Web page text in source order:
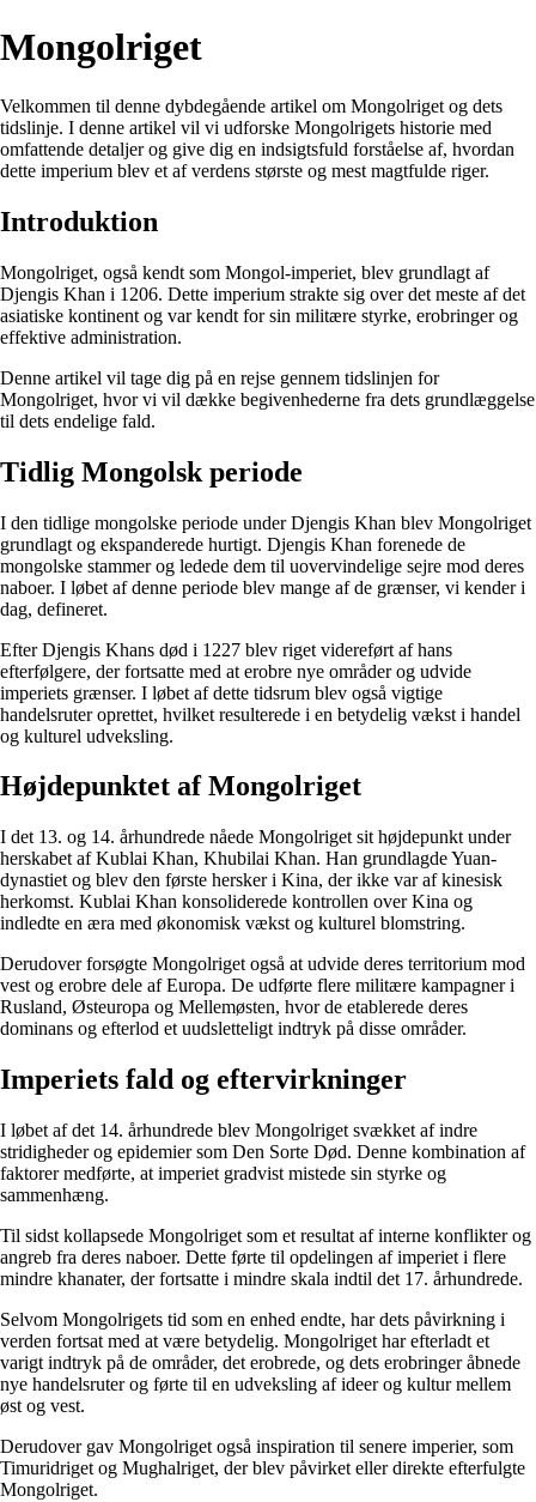
Mongolriget
Velkommen til denne dybdegående artikel om Mongolriget og dets
tidslinje. I denne artikel vil vi udforske Mongolrigets historie med
omfattende detaljer og give dig en indsigtsfuld forståelse af, hvordan
dette imperium blev et af verdens største og mest magtfulde riger.
Introduktion
Mongolriget, også kendt som Mongol-imperiet, blev grundlagt af
Djengis Khan i 1206. Dette imperium strakte sig over det meste af det
asiatiske kontinent og var kendt for sin militære styrke, erobringer og
effektive administration.
Denne artikel vil tage dig på en rejse gennem tidslinjen for
Mongolriget, hvor vi vil dække begivenhederne fra dets grundlæggelse
til dets endelige fald.
Tidlig Mongolsk periode
I den tidlige mongolske periode under Djengis Khan blev Mongolriget
grundlagt og ekspanderede hurtigt. Djengis Khan forenede de
mongolske stammer og ledede dem til uovervindelige sejre mod deres
naboer. I løbet af denne periode blev mange af de grænser, vi kender i
dag, defineret.
Efter Djengis Khans død i 1227 blev riget videreført af hans
efterfølgere, der fortsatte med at erobre nye områder og udvide
imperiets grænser. I løbet af dette tidsrum blev også vigtige
handelsruter oprettet, hvilket resulterede i en betydelig vækst i handel
og kulturel udveksling.
Højdepunktet af Mongolriget
I det 13. og 14. århundrede nåede Mongolriget sit højdepunkt under
herskabet af Kublai Khan, Khubilai Khan. Han grundlagde Yuan-
dynastiet og blev den første hersker i Kina, der ikke var af kinesisk
herkomst. Kublai Khan konsoliderede kontrollen over Kina og
indledte en æra med økonomisk vækst og kulturel blomstring.
Derudover forsøgte Mongolriget også at udvide deres territorium mod
vest og erobre dele af Europa. De udførte flere militære kampagner i
Rusland, Østeuropa og Mellemøsten, hvor de etablerede deres
dominans og efterlod et uudsletteligt indtryk på disse områder.
Imperiets fald og eftervirkninger
I løbet af det 14. århundrede blev Mongolriget svækket af indre
stridigheder og epidemier som Den Sorte Død. Denne kombination af
faktorer medførte, at imperiet gradvist mistede sin styrke og
sammenhæng.
Til sidst kollapsede Mongolriget som et resultat af interne konflikter og
angreb fra deres naboer. Dette førte til opdelingen af ​​imperiet i flere
mindre khanater, der fortsatte i mindre skala indtil det 17. århundrede.
Selvom Mongolrigets tid som en enhed endte, har dets påvirkning i
verden fortsat med at være betydelig. Mongolriget har efterladt et
varigt indtryk på de områder, det erobrede, og dets erobringer åbnede
nye handelsruter og førte til en udveksling af ideer og kultur mellem
øst og vest.
Derudover gav Mongolriget også inspiration til senere imperier, som
Timuridriget og Mughalriget, der blev påvirket eller direkte efterfulgte
Mongolriget.